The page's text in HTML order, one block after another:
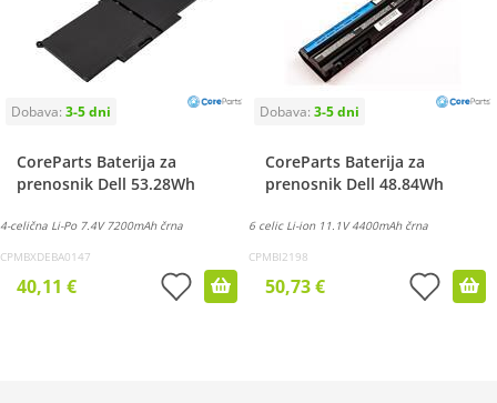
CoreParts Baterija za
prenosnik Dell 53.28Wh
4-celična Li-Po 7.4V 7200mAh črna
CPMBXDEBA0147
40,11 €
CoreParts Baterija za
prenosnik Dell 48.84Wh
6 celic Li-ion 11.1V 4400mAh črna
CPMBI2198
50,73 €